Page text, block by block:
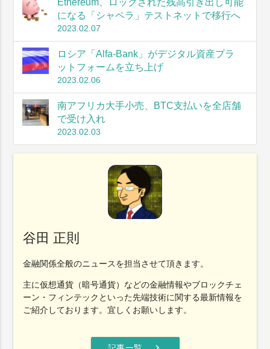
Ethereum、ロックされた残高引き出し可能
になる「シャペラ」テストネットで移行へ
2023.02.07
ロシア「Alfa-Bank」がデジタル資産プラ
ットフォームを立ち上げ
2023.02.06
南アフリカ大手小売、BTC支払いを全店舗
で受け入れ
2023.02.03
谷田 正則
金融関係全般のニュースを担当させて頂きます。
主に仮想通貨（暗号通貨）などの金融情報やブロックチェ
ーン・フィンテックといった先端技術に関する最新情報を
ご紹介しております。宜しくお願いします。